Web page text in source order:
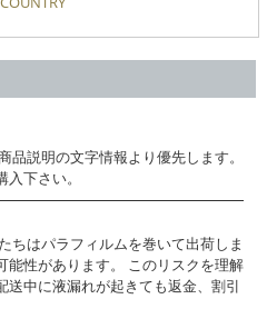
説明の文字情報より優先します。
下さい。
ちはパラフィルムを巻いて出荷しま
能性があります。 このリスクを理解
送中に液漏れが起きても返金、割引